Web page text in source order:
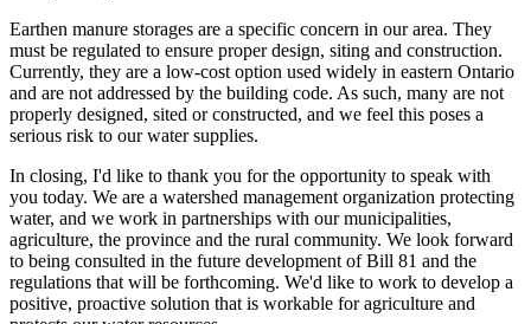
Earthen manure storages are a specific concern in our area. They
must be regulated to ensure proper design, siting and construction.
Currently, they are a low-cost option used widely in eastern Ontario
and are not addressed by the building code. As such, many are not
properly designed, sited or constructed, and we feel this poses a
serious risk to our water supplies.
In closing, I'd like to thank you for the opportunity to speak with
you today. We are a watershed management organization protecting
water, and we work in partnerships with our municipalities,
agriculture, the province and the rural community. We look forward
to being consulted in the future development of Bill 81 and the
regulations that will be forthcoming. We'd like to work to develop a
positive, proactive solution that is workable for agriculture and